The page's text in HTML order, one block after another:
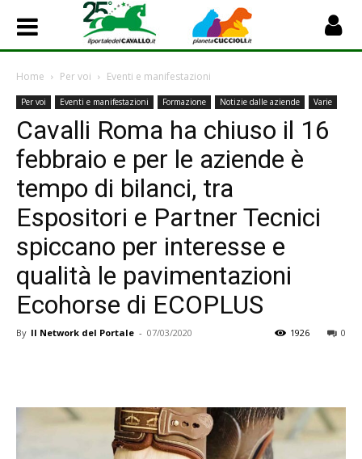
Home Per voi Eventi e manifestazioni
Per voi Eventi e manifestazioni Formazione Notizie dalle aziende Varie
Cavalli Roma ha chiuso il 16
febbraio e per le aziende è
tempo di bilanci, tra
Espositori e Partner Tecnici
spiccano per interesse e
qualità le pavimentazioni
Ecohorse di ECOPLUS
By Il Network del Portale - 07/03/2020 0
1926